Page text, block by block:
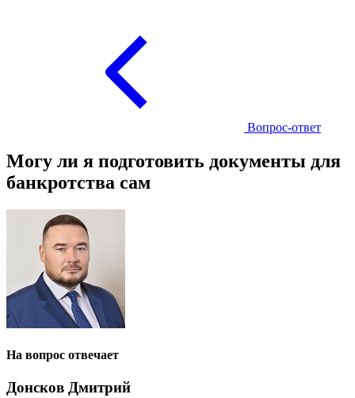
Вопрос-ответ
Могу ли я подготовить документы для
банкротства сам
На вопрос отвечает
Донсков Дмитрий